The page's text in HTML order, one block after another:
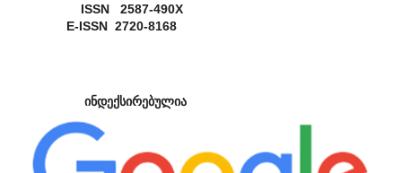
ISSN 2587-490X
E-ISSN 2720-8168
ინდექსირებულია